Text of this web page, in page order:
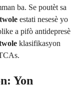
ba. Se poutèt sa
estati nesesè yo
a pifò antidepresè
klasifikasyon
Yon